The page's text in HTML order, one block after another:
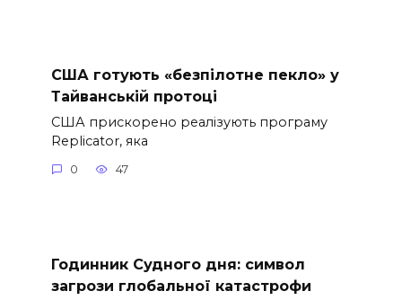
США готують «безпілотне пекло» у
Тайванській протоці
США прискорено реалізують програму
Replicator, яка
0 47
Годинник Судного дня: символ
загрози глобальної катастрофи